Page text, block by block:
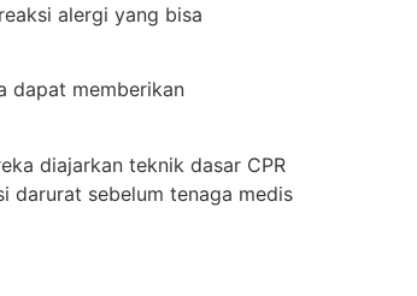
alergi yang bisa
dapat memberikan
diajarkan teknik dasar CPR
darurat sebelum tenaga medis